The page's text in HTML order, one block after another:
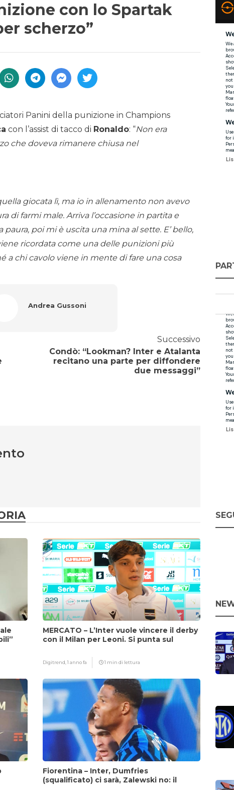
con lo Spartak
scherzo”
Panini della punizione in Champions
con l’assist di tacco di Ronaldo: “Non era
che doveva rimanere chiusa nel
giocata lì, ma io in allenamento non avevo
di farmi male. Arriva l’occasione in partita e
poi mi è uscita una mina al sette. E’ bello,
ricordata come una delle punizioni più
a chi cavolo viene in mente di fare una cosa
Andrea Gussoni
Successivo
Condò: “Lookman? Inter e Atalanta
recitano una parte per diffondere
due messaggi”
MERCATO – L’Inter vuole vincere il derby
con il Milan per Leoni. Si punta sul
Digitrend,1 anno fa 1 min di lettura
Fiorentina – Inter, Dumfries
(squalificato) ci sarà, Zalewski no: il